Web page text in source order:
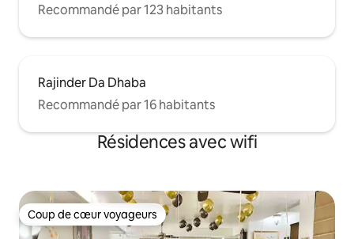
Recommandé par 123 habitants
Rajinder Da Dhaba
Recommandé par 16 habitants
Résidences avec wifi
Coup de cœur voyageurs
Coup de cœur voyageurs